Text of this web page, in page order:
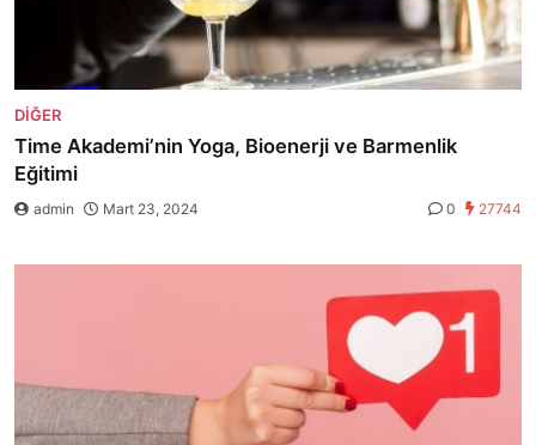
DIĞER
Time Akademi’nin Yoga, Bioenerji ve Barmenlik
Eğitimi
admin Mart 23, 2024 0 27744